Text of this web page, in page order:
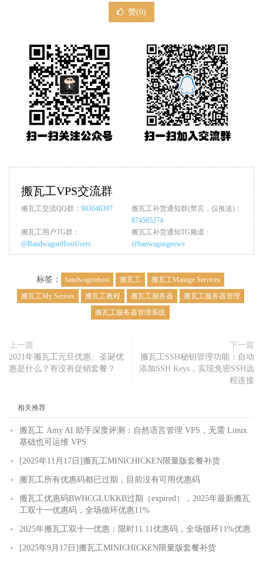
赞(0)
搬瓦工VPS交流群
搬瓦工交流QQ群： 903646397
搬瓦工补货通知群(禁言，仅推送)：
874585274
搬瓦工用户TG群：
@BandwagonHostUsers
搬瓦工补货通知TG频道：
@banwagongnews
标签： bandwagonhost 搬瓦工
搬瓦工Manage Services
搬瓦工My Serives
搬瓦工教程 搬瓦工服务器
搬瓦工服务器管理
搬瓦工服务器管理系统
上一篇
2021年搬瓦工元旦优惠、圣诞优
惠是什么？有没有促销套餐？
下一篇
搬瓦工SSH秘钥管理功能：自动
添加SSH Keys，实现免密SSH远
程连接
相关推荐
搬瓦工 Amy AI 助手深度评测：自然语言管理 VPS，无需 Linux
基础也可运维 VPS
[2025年11月17日]搬瓦工MINICHICKEN限量版套餐补货
搬瓦工所有优惠码都已过期，目前没有可用优惠码
搬瓦工优惠码BWHCGLUKKB过期（expired），2025年最新搬瓦
工双十一优惠码，全场循环优惠11%
2025年搬瓦工双十一优惠：限时11.11优惠码，全场循环11%优惠
[2025年9月17日]搬瓦工MINICHICKEN限量版套餐补货